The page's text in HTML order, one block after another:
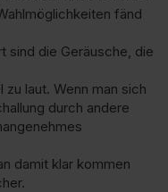
fänd
sind die Geräusche, die
laut. Wenn man sich
durch andere
damit klar kommen